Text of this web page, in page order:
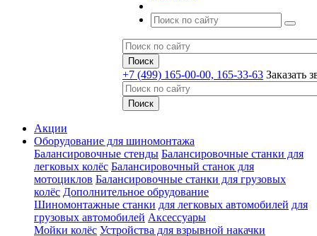
+7 (499) 165-00-00, 165-33-63 Заказать
Акции
Оборудование для шиномонтажа
Балансировочные стенды Балансировочные станки для
легковых колёс Балансировочный станок для
мотоциклов Балансировочные станки для грузовых
колёс Дополнительное обрудование
Шиномонтажные станки для легковых автомобилей для
грузовых автомобилей Аксессуары
Мойки колёс Устройства для взрывной накачки